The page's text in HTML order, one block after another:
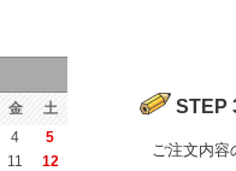
STEP
ご注文内容
金
土
4
5
11
12